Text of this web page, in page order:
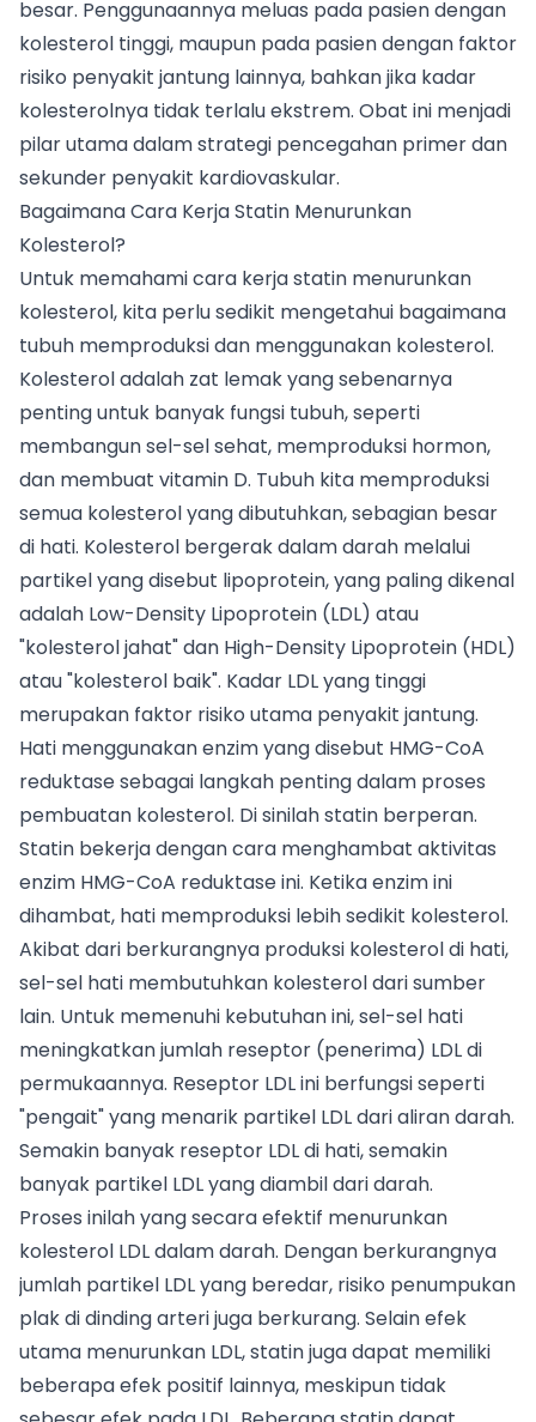
besar. Penggunaannya meluas pada pasien dengan
kolesterol tinggi, maupun pada pasien dengan faktor
risiko penyakit jantung lainnya, bahkan jika kadar
kolesterolnya tidak terlalu ekstrem. Obat ini menjadi
pilar utama dalam strategi pencegahan primer dan
sekunder penyakit kardiovaskular.
Bagaimana Cara Kerja Statin Menurunkan
Kolesterol?
Untuk memahami cara kerja statin menurunkan
kolesterol, kita perlu sedikit mengetahui bagaimana
tubuh memproduksi dan menggunakan kolesterol.
Kolesterol adalah zat lemak yang sebenarnya
penting untuk banyak fungsi tubuh, seperti
membangun sel-sel sehat, memproduksi hormon,
dan membuat vitamin D. Tubuh kita memproduksi
semua kolesterol yang dibutuhkan, sebagian besar
di hati. Kolesterol bergerak dalam darah melalui
partikel yang disebut lipoprotein, yang paling dikenal
adalah Low-Density Lipoprotein (LDL) atau
"kolesterol jahat" dan High-Density Lipoprotein (HDL)
atau "kolesterol baik". Kadar LDL yang tinggi
merupakan faktor risiko utama penyakit jantung.
Hati menggunakan enzim yang disebut HMG-CoA
reduktase sebagai langkah penting dalam proses
pembuatan kolesterol. Di sinilah statin berperan.
Statin bekerja dengan cara menghambat aktivitas
enzim HMG-CoA reduktase ini. Ketika enzim ini
dihambat, hati memproduksi lebih sedikit kolesterol.
Akibat dari berkurangnya produksi kolesterol di hati,
sel-sel hati membutuhkan kolesterol dari sumber
lain. Untuk memenuhi kebutuhan ini, sel-sel hati
meningkatkan jumlah reseptor (penerima) LDL di
permukaannya. Reseptor LDL ini berfungsi seperti
"pengait" yang menarik partikel LDL dari aliran darah.
Semakin banyak reseptor LDL di hati, semakin
banyak partikel LDL yang diambil dari darah.
Proses inilah yang secara efektif menurunkan
kolesterol LDL dalam darah. Dengan berkurangnya
jumlah partikel LDL yang beredar, risiko penumpukan
plak di dinding arteri juga berkurang. Selain efek
utama menurunkan LDL, statin juga dapat memiliki
beberapa efek positif lainnya, meskipun tidak